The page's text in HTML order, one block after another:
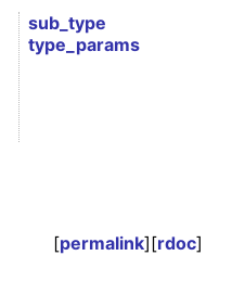
sub_type
type_params
[permalink][rdoc]